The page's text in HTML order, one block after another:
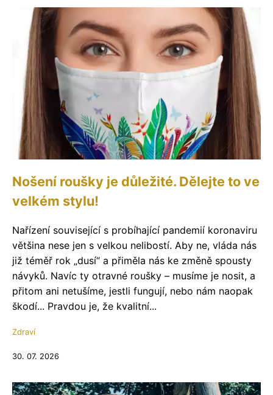
Nošení roušky je důležité. Dělejte to ve
velkém stylu!
Nařízení související s probíhající pandemií koronaviru
většina nese jen s velkou nelibostí. Aby ne, vláda nás
již téměř rok „dusí“ a přiměla nás ke změně spousty
návyků. Navíc ty otravné roušky – musíme je nosit, a
přitom ani netušíme, jestli fungují, nebo nám naopak
škodí... Pravdou je, že kvalitní...
Zdraví
30. 07. 2026